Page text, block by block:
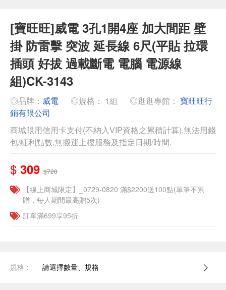
[寶旺旺]威電 3孔1開4座 加大間距 壁
掛 防雷擊 突波 延長線 6尺(平貼 拉環
插頭 好拔 過載斷電 電腦 電源線
組)CK-3143
◎品牌： 威電 ◎規格： 1組 ◎逛逛專館： 寶旺旺行
銷有限公司
商城限用信用卡支付(不納入VIP資格之累積計算),無法用錢
包/紅利點數,無搬運上樓服務及指定日期/時間.
$ 309 $720
【線上商城限定】_0729-0820 滿$2200送100點(單筆不累
贈，每人期間最高贈5次)
訂單滿699享95折
規格： 請選擇數量、規格